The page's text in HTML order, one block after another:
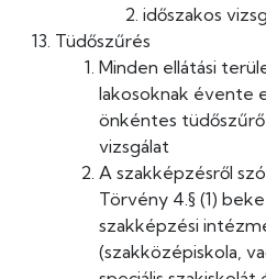
időszakos
Tüdőszűrés
Minden ellátási
lakosoknak évente
önkéntes tüdőszűrő
A szakképzésről
Törvény 4.§ (1)
szakképzési
(szakközépiskola,